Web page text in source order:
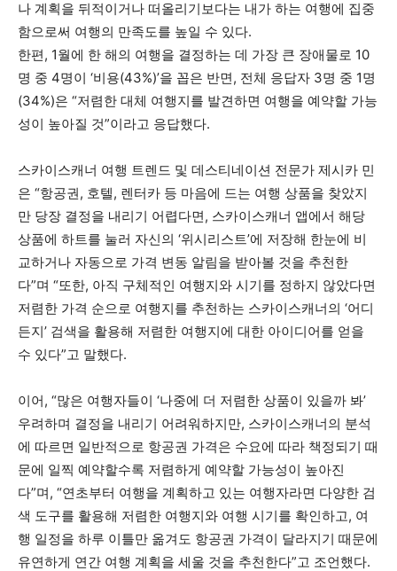
나 계획을 뒤적이거나 떠올리기보다는 내가 하는 여행에 집중
함으로써 여행의 만족도를 높일 수 있다.
한편, 1월에 한 해의 여행을 결정하는 데 가장 큰 장애물로 10
명 중 4명이 ‘비용(43%)’을 꼽은 반면, 전체 응답자 3명 중 1명
(34%)은 “저렴한 대체 여행지를 발견하면 여행을 예약할 가능
성이 높아질 것”이라고 응답했다.
스카이스캐너 여행 트렌드 및 데스티네이션 전문가 제시카 민
은 “항공권, 호텔, 렌터카 등 마음에 드는 여행 상품을 찾았지
만 당장 결정을 내리기 어렵다면, 스카이스캐너 앱에서 해당
상품에 하트를 눌러 자신의 ‘위시리스트’에 저장해 한눈에 비
교하거나 자동으로 가격 변동 알림을 받아볼 것을 추천한
다”며 “또한, 아직 구체적인 여행지와 시기를 정하지 않았다면
저렴한 가격 순으로 여행지를 추천하는 스카이스캐너의 ‘어디
든지’ 검색을 활용해 저렴한 여행지에 대한 아이디어를 얻을
수 있다”고 말했다.
이어, “많은 여행자들이 ‘나중에 더 저렴한 상품이 있을까 봐’
우려하며 결정을 내리기 어려워하지만, 스카이스캐너의 분석
에 따르면 일반적으로 항공권 가격은 수요에 따라 책정되기 때
문에 일찍 예약할수록 저렴하게 예약할 가능성이 높아진
다”며, “연초부터 여행을 계획하고 있는 여행자라면 다양한 검
색 도구를 활용해 저렴한 여행지와 여행 시기를 확인하고, 여
행 일정을 하루 이틀만 옮겨도 항공권 가격이 달라지기 때문에
유연하게 연간 여행 계획을 세울 것을 추천한다”고 조언했다.